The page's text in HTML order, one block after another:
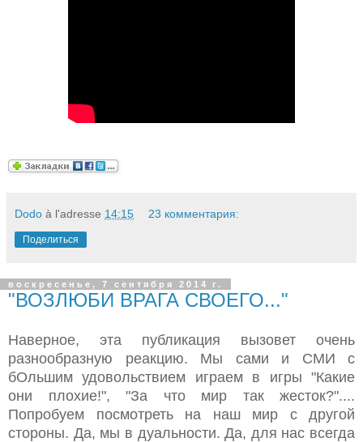
Dodo à l'adresse 14:15 23 комментария:
Поделиться
воскресенье, 7 сентября 2014 г.
"ВОЗЛЮБИ ВРАГА СВОЕГО..."
Наверное, эта публикация вызовет очень
разнообразную реакцию. Мы сами и СМИ с
бОльшим удовольствием играем в игры "Какие
они плохие!", "За что мир так жесток?"....
Попробуем посмотреть на наш мир с другой
стороны. Да, мы в дуальности. Да, для нас всегда